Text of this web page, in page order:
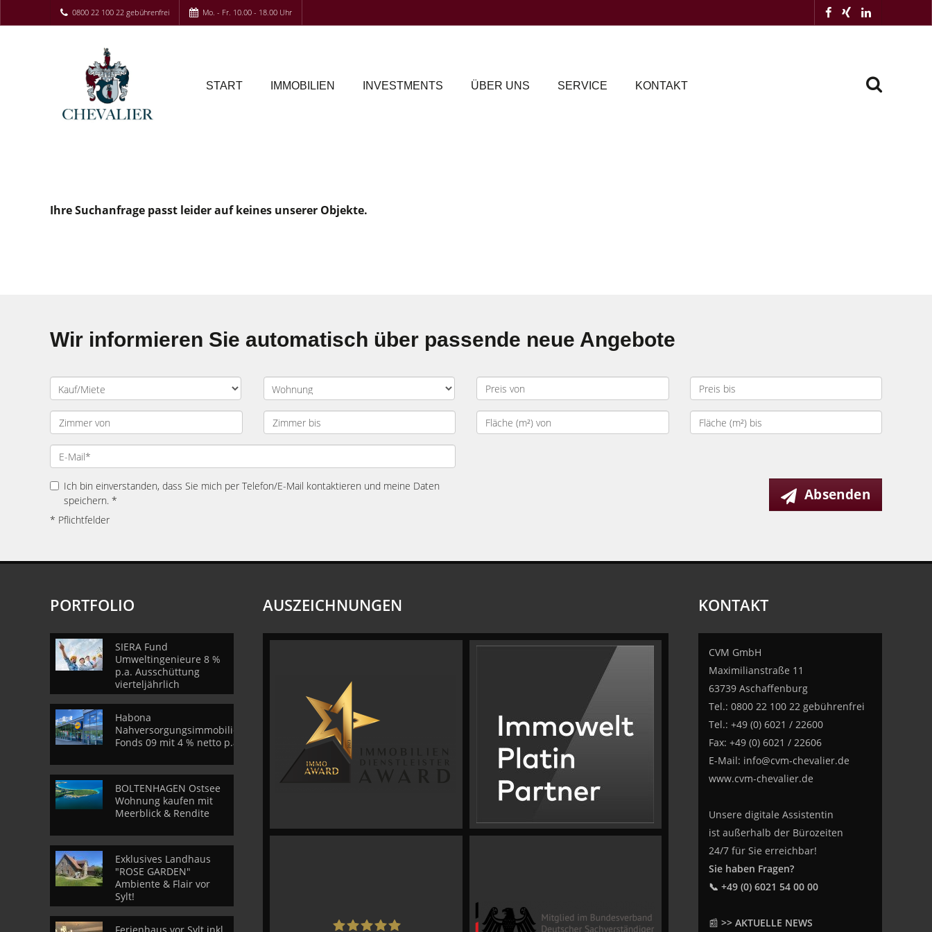
0800 22 100 22 gebührenfrei Mo. - Fr. 10.00 - 18.00 Uhr
START IMMOBILIEN INVESTMENTS ÜBER UNS SERVICE KONTAKT
Ihre Suchanfrage passt leider auf keines unserer Objekte.
Wir informieren Sie automatisch über passende neue Angebote
Ich bin einverstanden, dass Sie mich per Telefon/E-Mail kontaktieren und meine Daten
speichern. *
* Pflichtfelder
Absenden
PORTFOLIO
SIERA Fund
Umweltingenieure 8 %
p.a. Ausschüttung
vierteljährlich
Habona
Nahversorgungsimmobilien
Fonds 09 mit 4 % netto p.a.
BOLTENHAGEN Ostsee
Wohnung kaufen mit
Meerblick & Rendite
Exklusives Landhaus
"ROSE GARDEN"
Ambiente & Flair vor
Sylt!
AUSZEICHNUNGEN KONTAKT
CVM GmbH
Maximilianstraße 11
63739 Aschaffenburg
Tel.: 0800 22 100 22 gebührenfrei
Tel.: +49 (0) 6021 / 22600
Fax: +49 (0) 6021 / 22606
E-Mail: info@cvm-chevalier.de
www.cvm-chevalier.de
Unsere digitale Assistentin
ist außerhalb der Bürozeiten
24/7 für Sie erreichbar!
Sie haben Fragen?
📞 +49 (0) 6021 54 00 00
📰 >> AKTUELLE NEWS